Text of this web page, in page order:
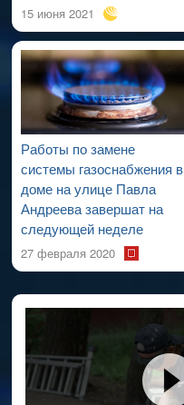
15 июня 2021
Работы по замене
системы газоснабжения в
доме на улице Павла
Андреева завершат на
следующей неделе
27 февраля 2020